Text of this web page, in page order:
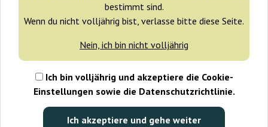
bestimmt sind.
Wenn du nicht volljährig bist, verlasse bitte diese Seite.
Nein, ich bin nicht volljährig
Ich bin volljährig und akzeptiere die Cookie-
Einstellungen sowie die Datenschutzrichtlinie.
Ich akzeptiere und gehe weiter